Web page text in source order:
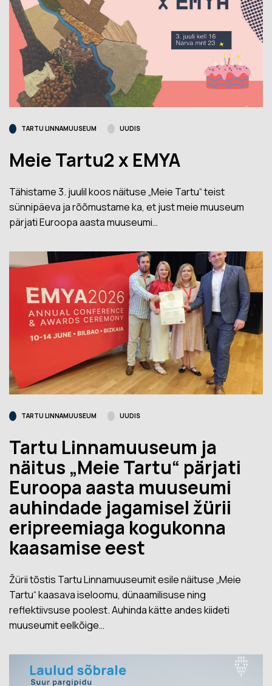
TARTU LINNAMUUSEUM UUDIS
Meie Tartu2 x EMYA
Tähistame 3. juulil koos näituse „Meie Tartu“ teist
sünnipäeva ja rõõmustame ka, et just meie muuseum
pärjati Euroopa aasta muuseumi…
TARTU LINNAMUUSEUM UUDIS
Tartu Linnamuuseum ja
näitus „Meie Tartu“ pärjati
Euroopa aasta muuseumi
auhindade jagamisel žürii
eripreemiaga kogukonna
kaasamise eest
Žürii tõstis Tartu Linnamuuseumit esile näituse „Meie
Tartu“ kaasava iseloomu, dünaamilisuse ning
reflektiivsuse poolest. Auhinda kätte andes kiideti
muuseumit eelkõige…